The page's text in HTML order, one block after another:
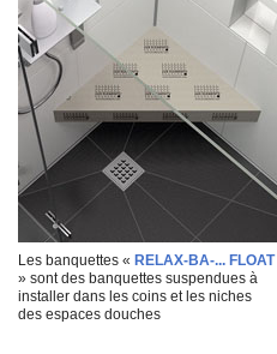
Les banquettes « RELAX-BA-... FLOAT
» sont des banquettes suspendues à
installer dans les coins et les niches
des espaces douches